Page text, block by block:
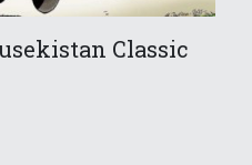
Classic